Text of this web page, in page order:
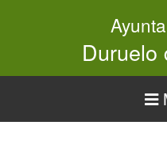
Duruelo